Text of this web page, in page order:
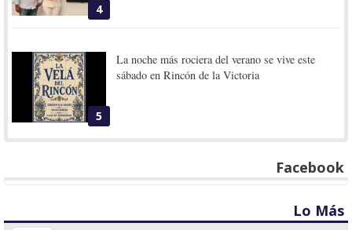
4
5
La noche más rociera del verano se vive este
sábado en Rincón de la Victoria
Facebook
Lo Más